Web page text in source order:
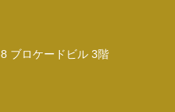
ブロケードビル 3階